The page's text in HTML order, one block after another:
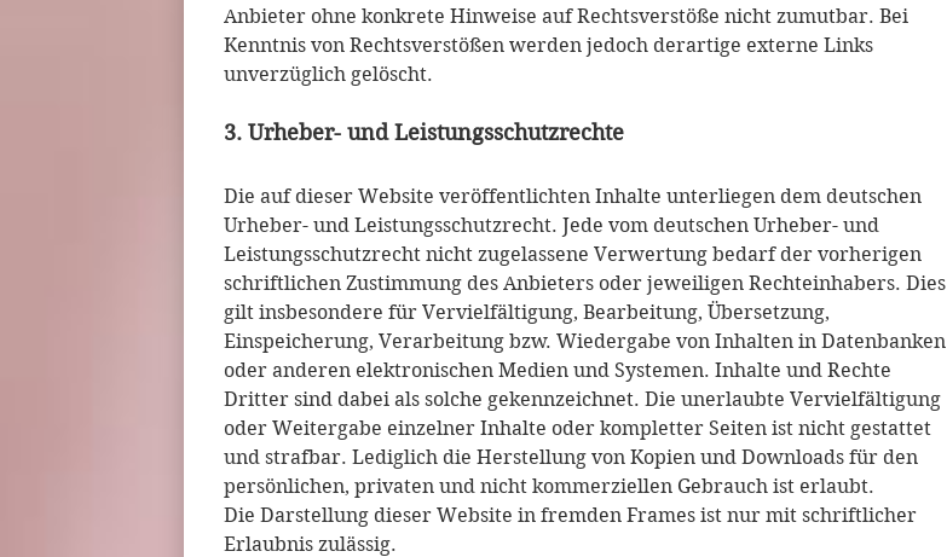
Anbieter ohne konkrete Hinweise auf Rechtsverstöße nicht zumutbar. Bei
Kenntnis von Rechtsverstößen werden jedoch derartige externe Links
unverzüglich gelöscht.
3. Urheber- und Leistungsschutzrechte
Die auf dieser Website veröffentlichten Inhalte unterliegen dem deutschen
Urheber- und Leistungsschutzrecht. Jede vom deutschen Urheber- und
Leistungsschutzrecht nicht zugelassene Verwertung bedarf der vorherigen
schriftlichen Zustimmung des Anbieters oder jeweiligen Rechteinhabers. Dies
gilt insbesondere für Vervielfältigung, Bearbeitung, Übersetzung,
Einspeicherung, Verarbeitung bzw. Wiedergabe von Inhalten in Datenbanken
oder anderen elektronischen Medien und Systemen. Inhalte und Rechte
Dritter sind dabei als solche gekennzeichnet. Die unerlaubte Vervielfältigung
oder Weitergabe einzelner Inhalte oder kompletter Seiten ist nicht gestattet
und strafbar. Lediglich die Herstellung von Kopien und Downloads für den
persönlichen, privaten und nicht kommerziellen Gebrauch ist erlaubt.
Die Darstellung dieser Website in fremden Frames ist nur mit schriftlicher
Erlaubnis zulässig.